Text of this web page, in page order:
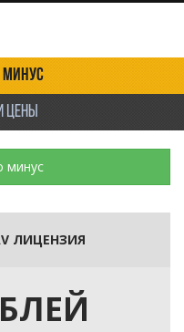
МИНУС
ЦЕНЫ
минус
ЛИЦЕНЗИЯ